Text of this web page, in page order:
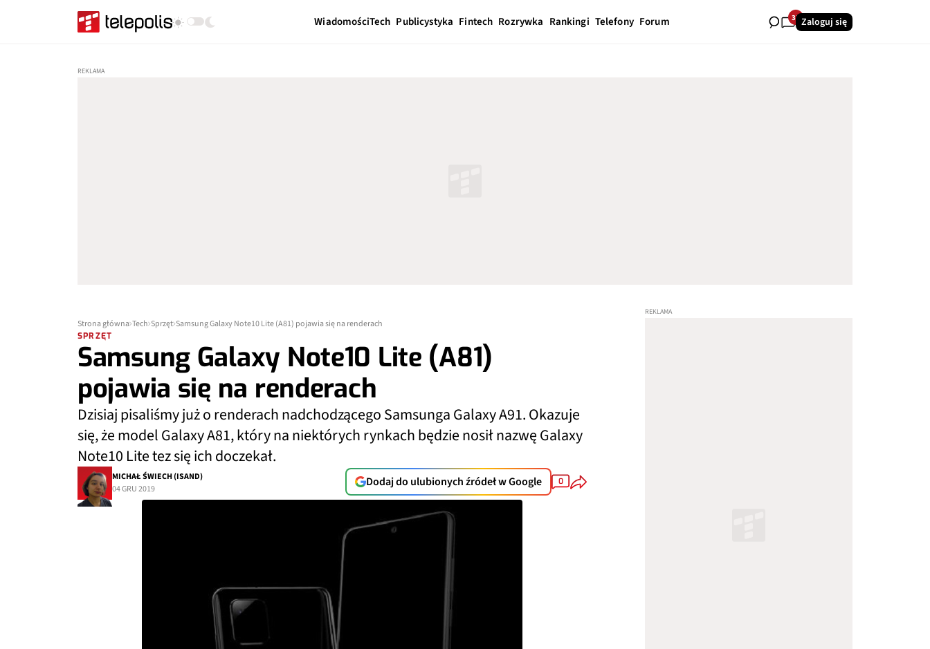
WiadomościTech Publicystyka Fintech Rozrywka Rankingi Telefony Forum 33Zaloguj się
Strona główna Tech Sprzęt Samsung Galaxy Note10 Lite (A81) pojawia się na renderach
SPRZĘT
Samsung Galaxy Note10 Lite (A81)
pojawia się na renderach
Dzisiaj pisaliśmy już o renderach nadchodzącego Samsunga Galaxy A91. Okazuje
się, że model Galaxy A81, który na niektórych rynkach będzie nosił nazwę Galaxy
Note10 Lite tez się ich doczekał.
MICHAŁ ŚWIECH (ISAND)
04 GRU 2019
Dodaj do ulubionych źródeł w Google 0